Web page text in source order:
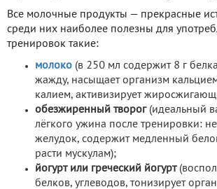
Все молочные продукты — прекрасные
среди них наиболее полезны для
тренировок такие:
молоко (в 250 мл содержит 8 г
жажду, насыщает организм
калием, активизирует
обезжиренный творог(идеальный
лёгкого ужина после тренировки:
желудок, содержит медленный
расти мускулам);
йогурт или греческий йогурт
белков, углеводов, тонизирует